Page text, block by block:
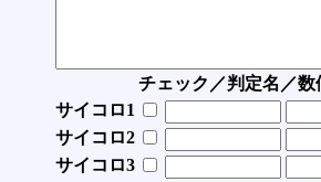
チェック／判定名／
サイコロ1
サイコロ2
サイコロ3